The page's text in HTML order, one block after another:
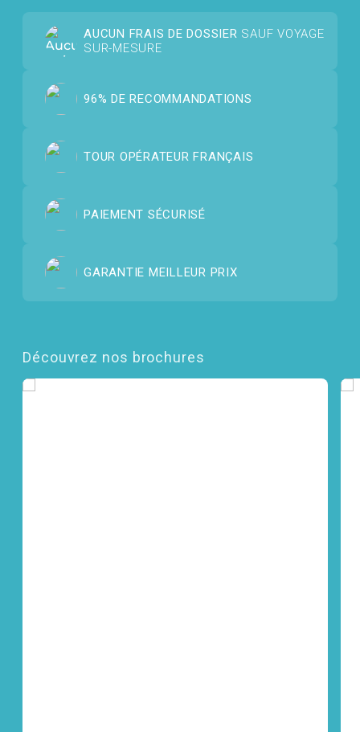
AUCUN FRAIS DE DOSSIER SAUF VOYAGE
SUR-MESURE
96% DE RECOMMANDATIONS
TOUR OPÉRATEUR FRANÇAIS
PAIEMENT SÉCURISÉ
GARANTIE MEILLEUR PRIX
Découvrez nos brochures